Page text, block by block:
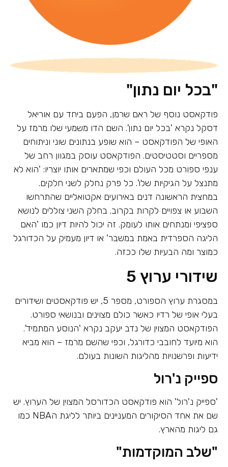
"בכל יום נתון"
פודקאסט נוסף של ראם שרמן, הפעם ביחד עם אוריאל
דסקל נקרא 'בכל יום נתון'. השם הדו משמעי שלו מרמז על
האופי של הפודקאסט – הוא שופע בנתונים שוני וניתוחים
מספריים וסטטיסטים. הפודקאסט עוסק במגוון רחב של
ענפי ספורט מכל העולם וכפי שמתארים אותו יוצריו: 'הוא לא
מתנצל על הגיקיות שלו'. כל פרק נחלק לשני חלקים.
במחצית הראשונה דנים באירועים אקטואליים שהתרחשו
השבוע או צפויים לקרות בקרוב. בחלק השני צוללים לנושא
ספציפי ומנתחים אותו לעומק. זה יכול להיות דיון כמו 'האם
הליגה הספרדית באמת במשבר' או דיון מעמיק על הכדורגל
כמוצר ומה הבעיות שלו ככזה.
שידורי ערוץ 5
במסגרת ערוץ הספורט, מספר 5, יש פודקאסטים ושידורים
בעלי אופי של רדיו כאשר כולם מצוינים ובנושאי ספורט.
הפודקאסט המצוין של נדב יעקב נקרא 'הנוסע המתמיד'.
הוא מיועד לחובבי כדורגל, וכפי שהשם מרמז – הוא מביא
ידיעות ופרשנויות מהליגות השונות בעולם.
ספייק נ'רול
'ספייק נ'רול' הוא פודקאסט הכדורסל המצוין של הערוץ. יש
שם את אחד הסיקורים המעניינים ביותר לליגת הNBA כמו
גם ליגות מהארץ.
"שלב המוקדמות"